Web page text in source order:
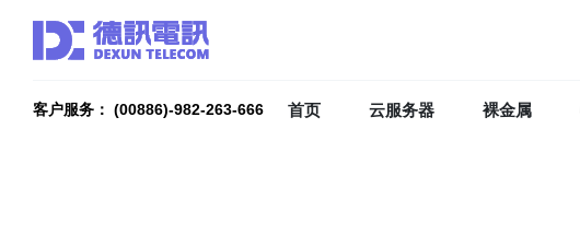
客户服务： (00886)-982-263-666 首页 云服务器 裸金属